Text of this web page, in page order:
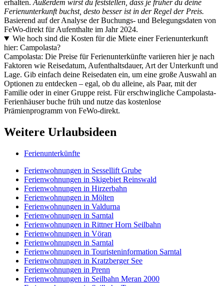
erhalten. Außerdem wirst du feststellen, dass je früher du deine
Ferienunterkunft buchst, desto besser ist in der Regel der Preis.
Basierend auf der Analyse der Buchungs- und Belegungsdaten von
FeWo-direkt für Aufenthalte im Jahr 2024.
Wie hoch sind die Kosten für die Miete einer Ferienunterkunft
hier: Campolasta?
Campolasta: Die Preise für Ferienunterkünfte variieren hier je nach
Faktoren wie Reisedatum, Aufenthaltsdauer, Art der Unterkunft und
Lage. Gib einfach deine Reisedaten ein, um eine große Auswahl an
Optionen zu entdecken – egal, ob du alleine, als Paar, mit der
Familie oder in einer Gruppe reist. Für erschwingliche Campolasta-
Ferienhäuser buche früh und nutze das kostenlose
Prämienprogramm von FeWo-direkt.
Weitere Urlaubsideen
Ferienunterkünfte
Ferienwohnungen in Sessellift Grube
Ferienwohnungen in Skigebiet Reinswald
Ferienwohnungen in Hirzerbahn
Ferienwohnungen in Mölten
Ferienwohnungen in Valdurna
Ferienwohnungen in Sarntal
Ferienwohnungen in Rittner Horn Seilbahn
Ferienwohnungen in Vöran
Ferienwohnungen in Sarntal
Ferienwohnungen in Touristeninformation Sarntal
Ferienwohnungen in Kratzberger See
Ferienwohnungen in Prenn
Ferienwohnungen in Seilbahn Meran 2000